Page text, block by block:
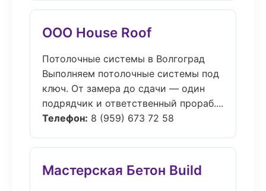
ООО House Roof
Потолочные системы в Волгоград
Выполняем потолочные системы под
ключ. От замера до сдачи — один
подрядчик и ответственный прораб....
Телефон: 8 (959) 673 72 58
Мастерская Бетон Build